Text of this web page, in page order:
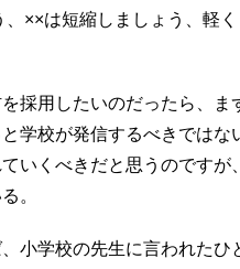
、××は短縮しましょう、軽
採用したいのだったら、ま
学校が発信するべきではな
ていくべきだと思うのです
。
小学校の先生に言われたひ